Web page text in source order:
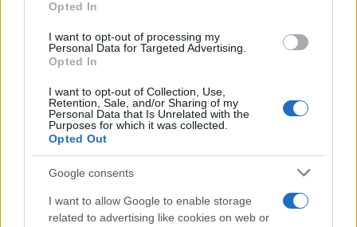
Opted In
I want to opt-out of processing my
Personal Data for Targeted Advertising.
Opted In
I want to opt-out of Collection, Use,
Retention, Sale, and/or Sharing of my
Personal Data that Is Unrelated with the
Purposes for which it was collected.
Opted Out
Google consents
I want to allow Google to enable storage
related to advertising like cookies on web or
disporrà la ripetizione del servizio.
tennista